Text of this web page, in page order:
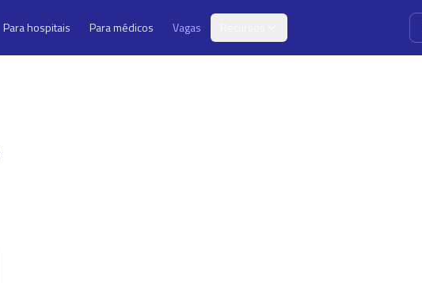
Para hospitais Para médicos Vagas